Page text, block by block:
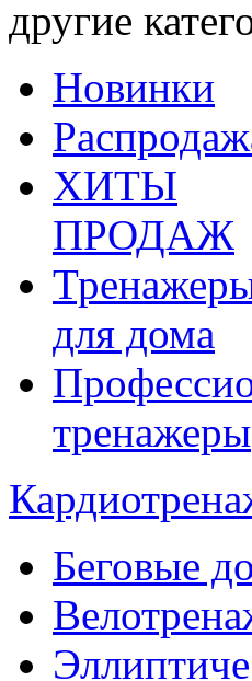
другие
Новинки
ХИТЫ
ПРОДАЖ
для дома
тренажеры
Беговые